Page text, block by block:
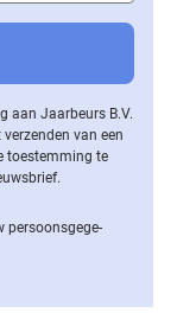
aan Jaarbeurs B.V.
van een
toestemming te
per­soons­ge­ge­